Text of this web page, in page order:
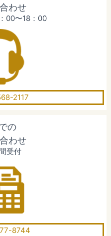
わせ
00〜18：00
2117
の
わせ
受付
8744